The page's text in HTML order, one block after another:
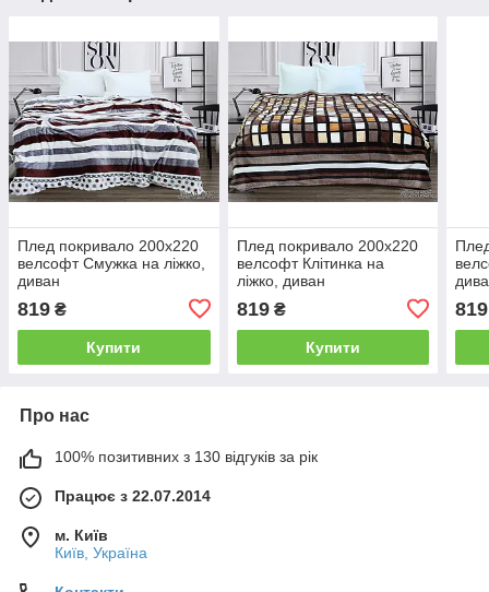
Плед покривало 200х220
велсофт Смужка на ліжко,
диван
819 ₴
Купити
Плед покривало 200х220
велсофт Клітинка на
ліжко, диван
819₴
Купити
819
Про нас
100% позитивних з 130 відгуків за рік
Працює з 22.07.2014
м. Київ
Київ, Україна